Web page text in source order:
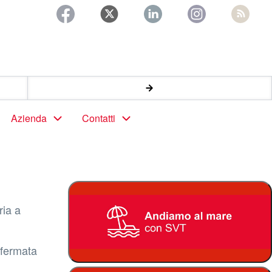
Azienda Contatti
a